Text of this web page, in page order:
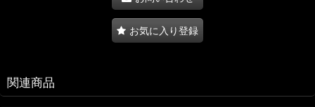
お気に入り登録
関連商品